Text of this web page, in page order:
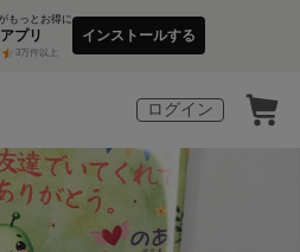
もっとお得に
プリ
3万件以上
インストールする
ログイン